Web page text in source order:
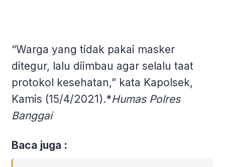
“Warga yang tidak pakai masker
ditegur, lalu diimbau agar selalu taat
protokol kesehatan,” kata Kapolsek,
Kamis (15/4/2021).*Humas Polres
Banggai
Baca juga :